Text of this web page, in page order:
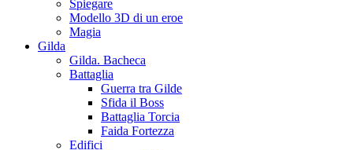
Spiegare
Modello 3D di un eroe
Magia
Gilda
Gilda. Bacheca
Battaglia
Guerra tra Gilde
Sfida il Boss
Battaglia Torcia
Faida Fortezza
Edifici